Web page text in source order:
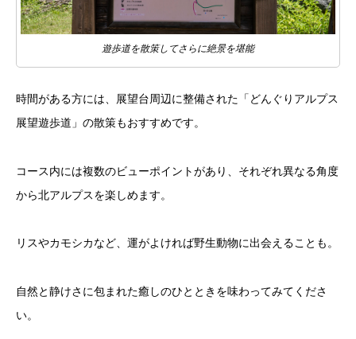
遊歩道を散策してさらに絶景を堪能
時間がある方には、展望台周辺に整備された「どんぐりアルプス
展望遊歩道」の散策もおすすめです。
コース内には複数のビューポイントがあり、それぞれ異なる角度
から北アルプスを楽しめます。
リスやカモシカなど、運がよければ野生動物に出会えることも。
自然と静けさに包まれた癒しのひとときを味わってみてくださ
い。